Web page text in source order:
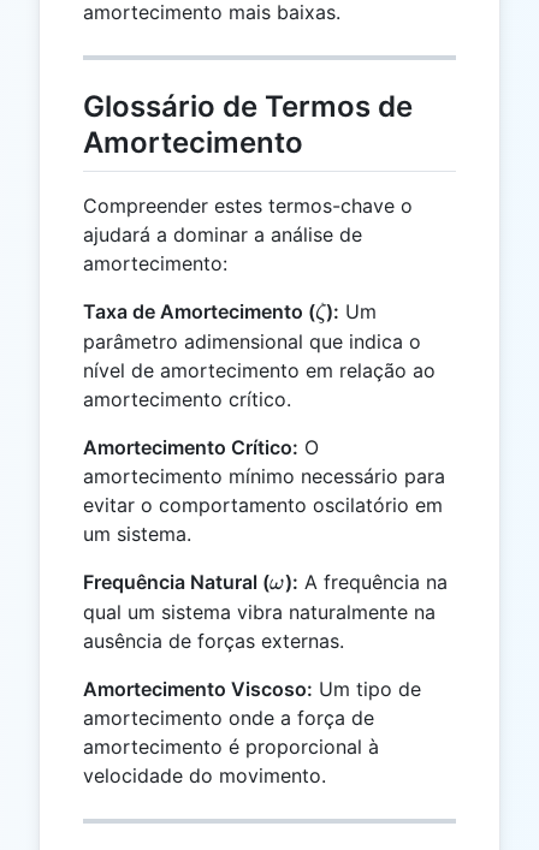
amortecimento mais baixas.
Glossário de Termos de
Amortecimento
Compreender estes termos-chave o
ajudará a dominar a análise de
amortecimento:
Taxa de Amortecimento (\zeta
ζ): Um
parâmetro adimensional que indica o
nível de amortecimento em relação ao
amortecimento crítico.
Amortecimento Crítico: O
amortecimento mínimo necessário para
evitar o comportamento oscilatório em
um sistema.
Frequência Natural (\omega
ω): A frequência na
qual um sistema vibra naturalmente na
ausência de forças externas.
Amortecimento Viscoso: Um tipo de
amortecimento onde a força de
amortecimento é proporcional à
velocidade do movimento.